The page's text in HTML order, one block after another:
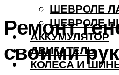
ШЕВРОЛЕ
ШЕВРОЛЕ
АККУМУЛЯТОР
ДВИГАТЕЛЬ
КОЛЕСА И
Ремонт
своими